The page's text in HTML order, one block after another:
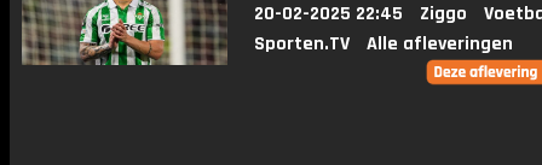
20-02-2025 22:45 Ziggo
Sporten.TV
Alle afleveringen